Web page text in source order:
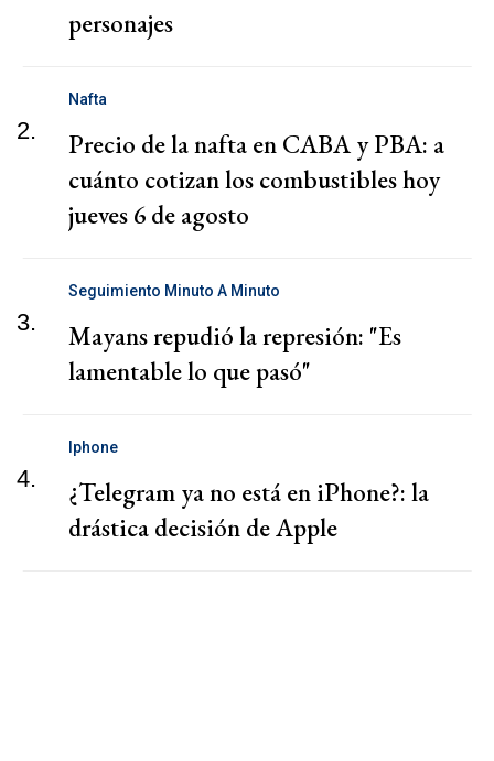
personajes
2.
Nafta
Precio de la nafta en CABA y PBA: a
cuánto cotizan los combustibles hoy
jueves 6 de agosto
3.
Seguimiento Minuto A Minuto
Mayans repudió la represión: "Es
lamentable lo que pasó"
4.
Iphone
¿Telegram ya no está en iPhone?: la
drástica decisión de Apple